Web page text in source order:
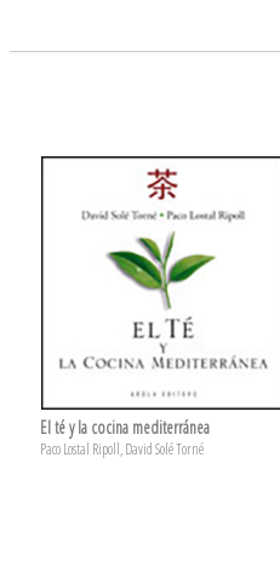
El té y la cocina mediterránea
Paco Lostal Ripoll, David Solé Torné